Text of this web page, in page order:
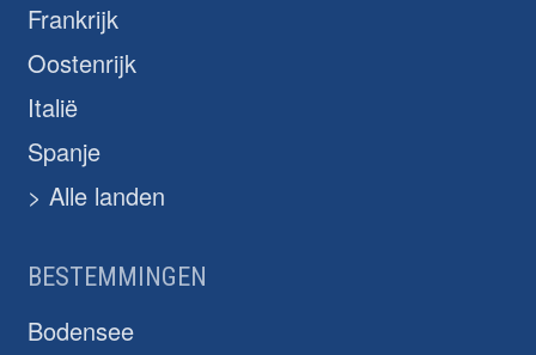
Frankrijk
Oostenrijk
Italië
Spanje
> Alle landen
BESTEMMINGEN
Bodensee